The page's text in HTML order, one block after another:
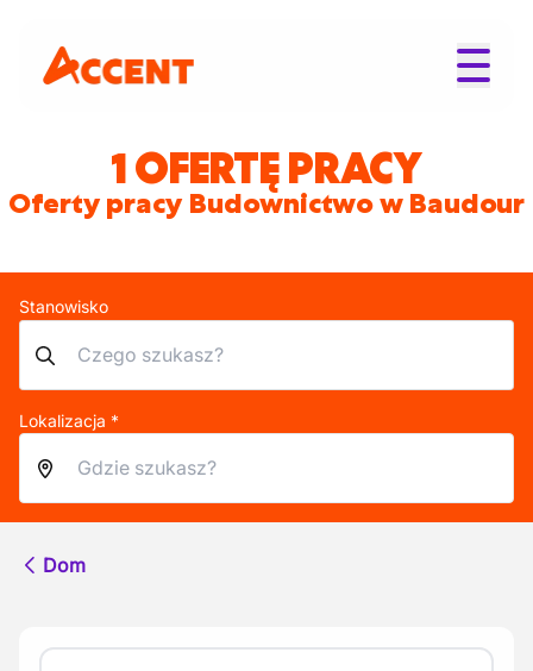
1 OFERTĘ PRACY
Oferty pracy Budownictwo w Baudour
Stanowisko
Lokalizacja *
Dom